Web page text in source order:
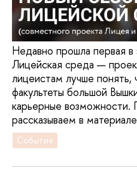
Недавно прошла первая
Лицейская среда —
лицеистам лучше
факультеты большой
карьерные
рассказываем в
Событие